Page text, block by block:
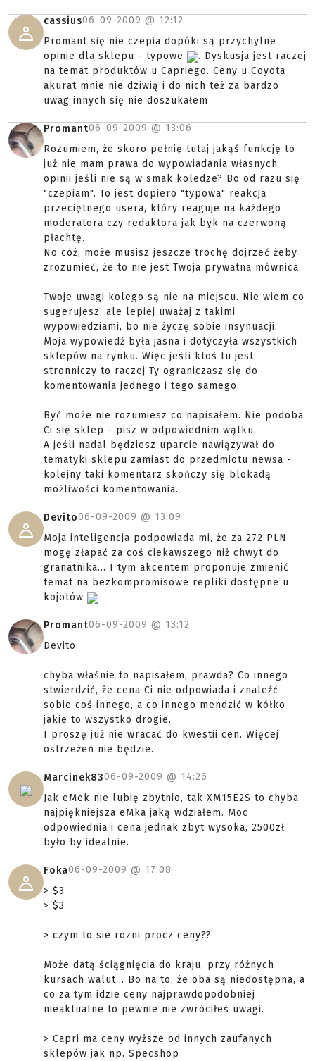
cassius06-09-2009 @ 12:12
Promant się nie czepia dopóki są przychylne
opinie dla sklepu - typowe
. Dyskusja jest raczej
na temat produktów u Capriego. Ceny u Coyota
akurat mnie nie dziwią i do nich też za bardzo
uwag innych się nie doszukałem
Promant06-09-2009 @ 13:06
Rozumiem, że skoro pełnię tutaj jakąś funkcję to
już nie mam prawa do wypowiadania własnych
opinii jeśli nie są w smak koledze? Bo od razu się
"czepiam". To jest dopiero "typowa" reakcja
przeciętnego usera, który reaguje na każdego
moderatora czy redaktora jak byk na czerwoną
płachtę.
No cóż, może musisz jeszcze trochę dojrzeć żeby
zrozumieć, że to nie jest Twoja prywatna mównica.
Twoje uwagi kolego są nie na miejscu. Nie wiem co
sugerujesz, ale lepiej uważaj z takimi
wypowiedziami, bo nie życzę sobie insynuacji.
Moja wypowiedź była jasna i dotyczyła wszystkich
sklepów na rynku. Więc jeśli ktoś tu jest
stronniczy to raczej Ty ograniczasz się do
komentowania jednego i tego samego.
Być może nie rozumiesz co napisałem. Nie podoba
Ci się sklep - pisz w odpowiednim wątku.
A jeśli nadal będziesz uparcie nawiązywał do
tematyki sklepu zamiast do przedmiotu newsa -
kolejny taki komentarz skończy się blokadą
możliwości komentowania.
Devito06-09-2009 @ 13:09
Moja inteligencja podpowiada mi, że za 272 PLN
mogę złapać za coś ciekawszego niż chwyt do
granatnika... I tym akcentem proponuje zmienić
temat na bezkompromisowe repliki dostępne u
kojotów
Promant06-09-2009 @ 13:12
Devito:
chyba właśnie to napisałem, prawda? Co innego
stwierdzić, że cena Ci nie odpowiada i znaleźć
sobie coś innego, a co innego mendzić w kółko
jakie to wszystko drogie.
I proszę już nie wracać do kwestii cen. Więcej
ostrzeżeń nie będzie.
Marcinek8306-09-2009 @ 14:26
Jak eMek nie lubię zbytnio, tak XM15E2S to chyba
najpiękniejsza eMka jaką wdziałem. Moc
odpowiednia i cena jednak zbyt wysoka, 2500zł
było by idealnie.
Foka06-09-2009 @ 17:08
> $3
> $3
> czym to sie rozni procz ceny??
Może datą ściągnięcia do kraju, przy różnych
kursach walut... Bo na to, że oba są niedostępna, a
co za tym idzie ceny najprawdopodobniej
nieaktualne to pewnie nie zwróciłeś uwagi.
> Capri ma ceny wyższe od innych zaufanych
sklepów jak np. Specshop